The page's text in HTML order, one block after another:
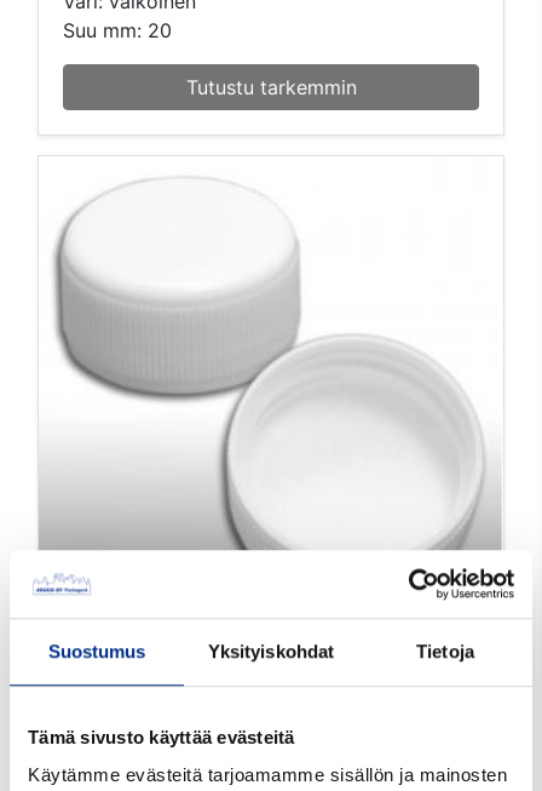
Suostumus Yksityiskohdat Tietoja
Tämä sivusto käyttää evästeitä
Käytämme evästeitä tarjoamamme sisällön ja mainosten
Suu mm: 20
Tutustu tarkemmin
28 mm Tiivistetulppa valk PP, EPE
Väri: valkoinen
Suu mm: 28